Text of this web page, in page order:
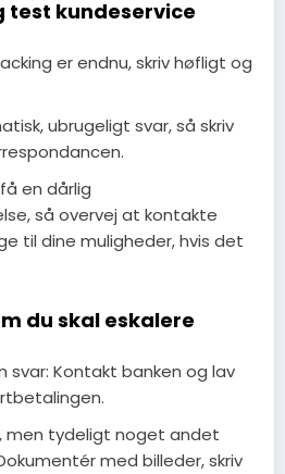
test kundeservice
er endnu, skriv høfligt og
ubrugeligt svar, så skriv
en dårlig
så overvej at kontakte
til dine muligheder, hvis det
du skal eskalere
svar: Kontakt banken og lav
men tydeligt noget andet
med billeder, skriv